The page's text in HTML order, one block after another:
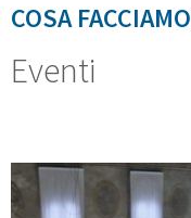
COSA FACCIAMO
Eventi